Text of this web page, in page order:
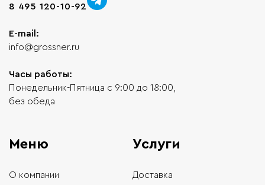
8 495 120-10-92
E-mail:
info@grossner.ru
Часы работы:
Понедельник-Пятница с 9:00 до 18:00,
без обеда
Меню
О компании
Услуги
Доставка